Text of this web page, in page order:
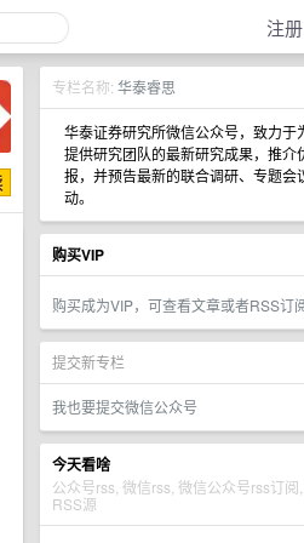
注册
专栏名称: 华泰睿思
华泰证券研究所微信公众号，致力于
提供研究团队的最新研究成果，推介
报，并预告最新的联合调研、专题会
动。
购买VIP
购买成为VIP，可查看文章或者RSS订
提交新专栏
我也要提交微信公众号
今天看啥
公众号rss, 微信rss, 微信公众号rss订阅
RSS源